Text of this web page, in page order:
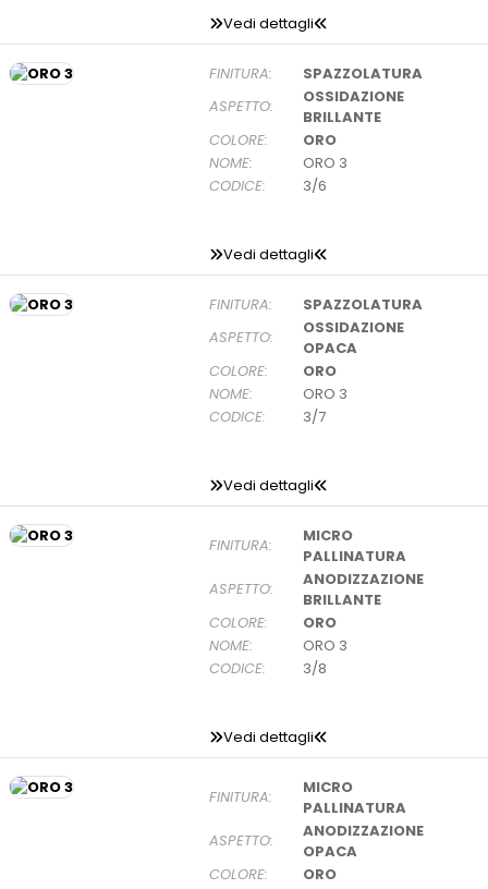
Vedi dettagli
FINITURA:
SPAZZOLATURA
ASPETTO:
OSSIDAZIONE
BRILLANTE
COLORE:
ORO
NOME:
ORO 3
CODICE:
3/6
Vedi dettagli
FINITURA:
SPAZZOLATURA
ASPETTO:
OSSIDAZIONE
OPACA
COLORE:
ORO
NOME:
ORO 3
CODICE:
3/7
Vedi dettagli
FINITURA:
MICRO
PALLINATURA
ASPETTO:
ANODIZZAZIONE
BRILLANTE
COLORE:
ORO
NOME:
ORO 3
CODICE:
3/8
Vedi dettagli
FINITURA:
MICRO
PALLINATURA
ASPETTO:
ANODIZZAZIONE
OPACA
COLORE:
ORO